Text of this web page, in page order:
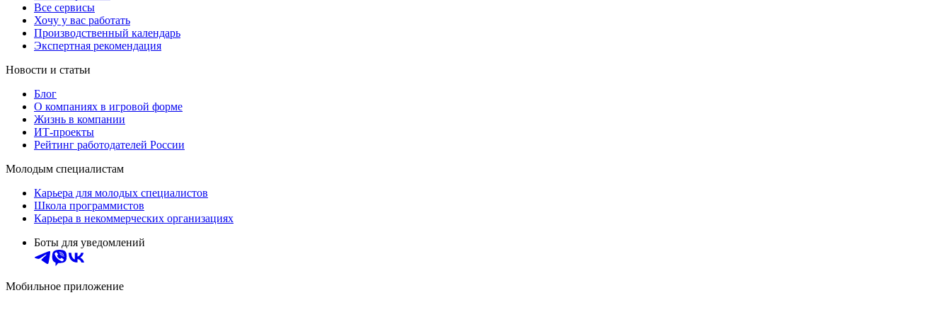
Все сервисы
Хочу у вас работать
Производственный календарь
Экспертная рекомендация
Новости и статьи
Блог
О компаниях в игровой форме
Жизнь в компании
ИТ-проекты
Рейтинг работодателей России
Молодым специалистам
Карьера для молодых специалистов
Школа программистов
Карьера в некоммерческих организациях
Боты для уведомлений
Мобильное приложение